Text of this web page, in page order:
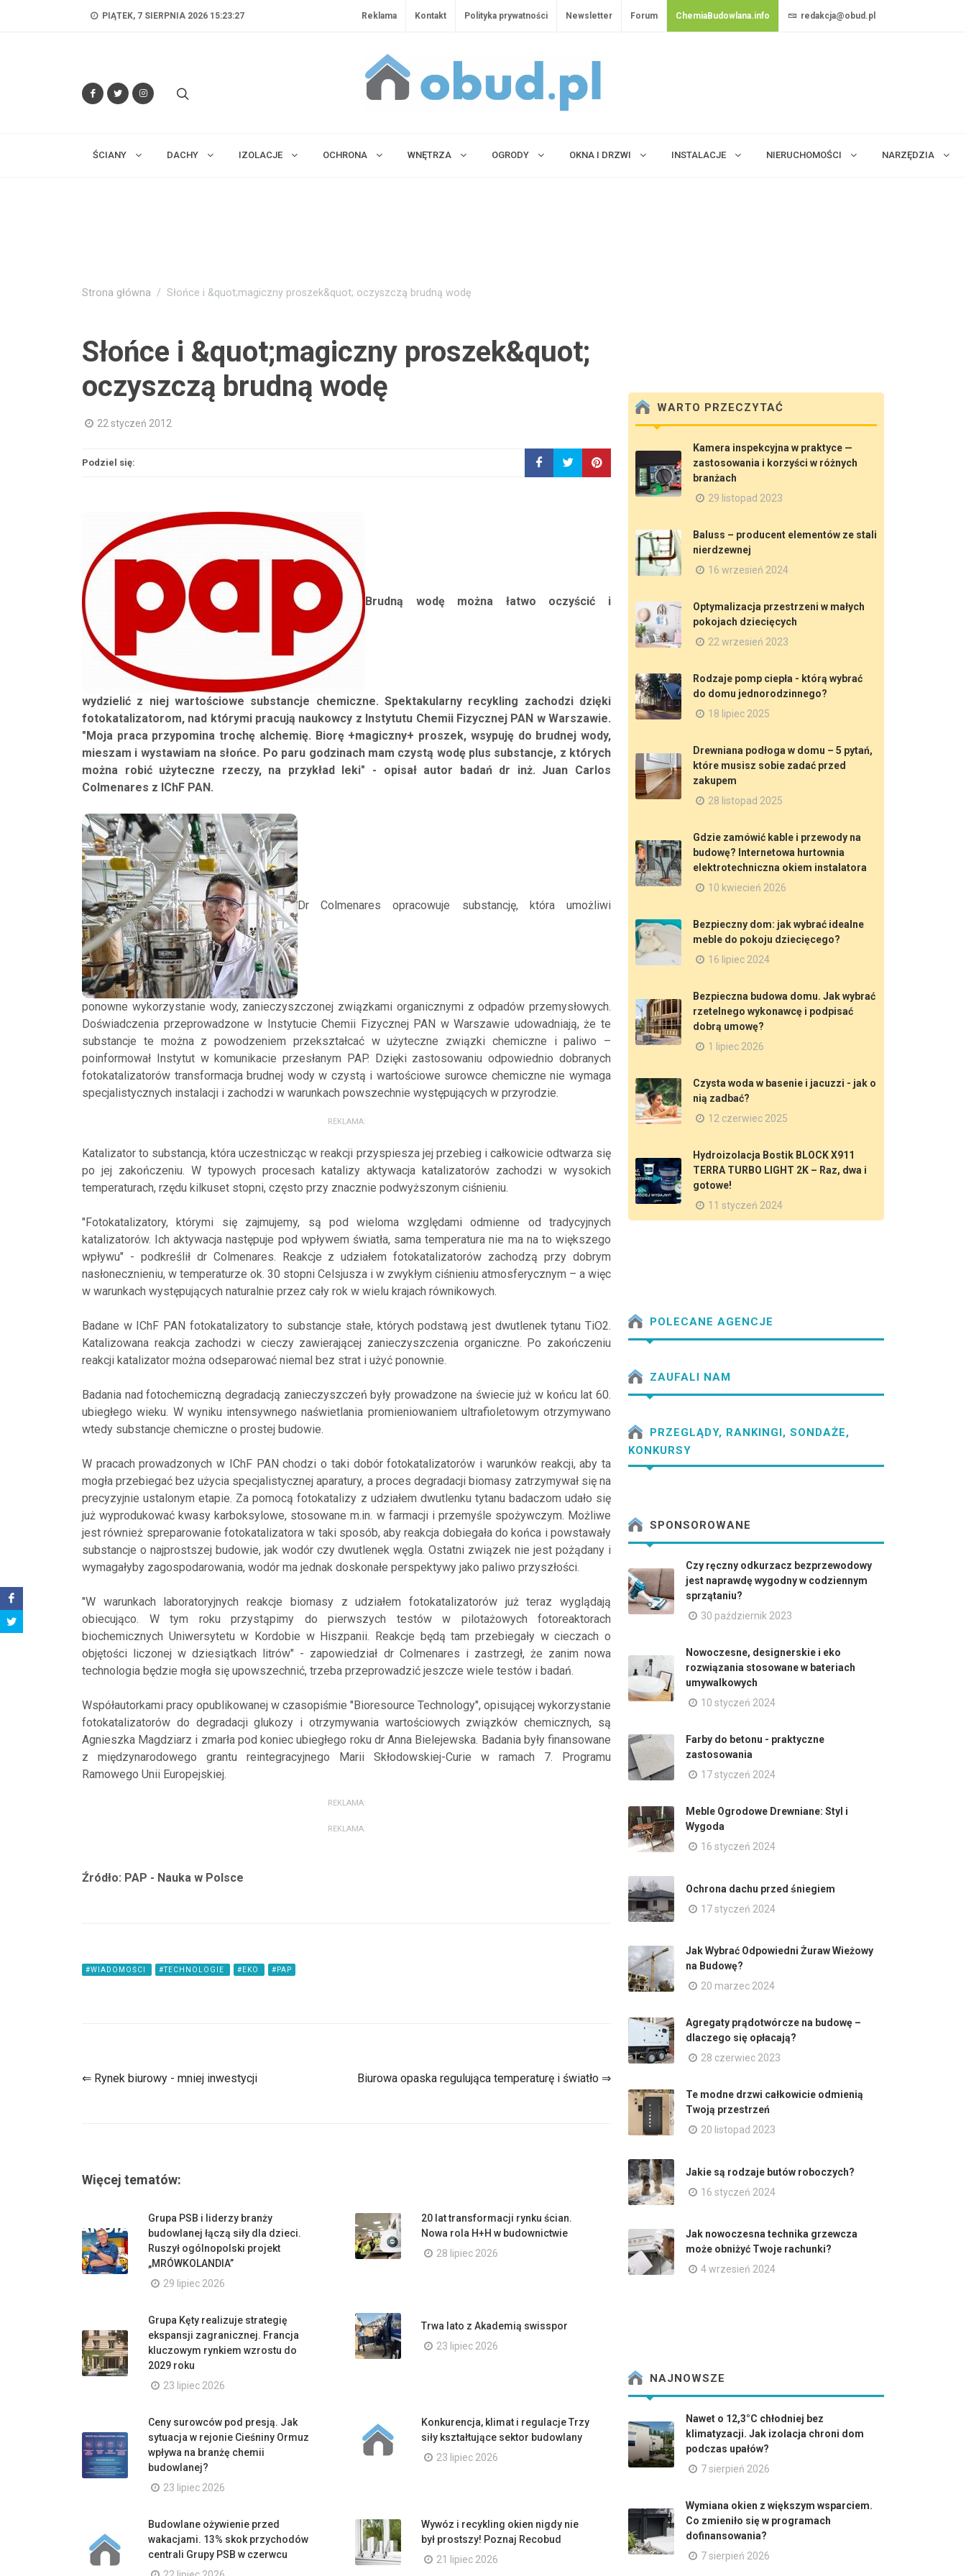
PIĄTEK, 7 SIERPNIA 2026 15:23:28 Reklama Kontakt Polityka prywatności Newsletter Forum ChemiaBudowlana.info redakcja@obud.pl
ŚCIANY DACHY IZOLACJE OCHRONA WNĘTRZA OGRODY OKNA I DRZWI INSTALACJE NIERUCHOMOŚCI NARZĘDZIA
Strona główna Słońce i &quot;magiczny proszek&quot; oczyszczą brudną wodę
Słońce i &quot;magiczny proszek&quot;
oczyszczą brudną wodę
22 styczeń 2012
Podziel się:
Brudną wodę można łatwo oczyścić i
wydzielić z niej wartościowe substancje chemiczne. Spektakularny recykling zachodzi dzięki
fotokatalizatorom, nad którymi pracują naukowcy z Instytutu Chemii Fizycznej PAN w Warszawie.
"Moja praca przypomina trochę alchemię. Biorę +magiczny+ proszek, wsypuję do brudnej wody,
mieszam i wystawiam na słońce. Po paru godzinach mam czystą wodę plus substancje, z których
można robić użyteczne rzeczy, na przykład leki" - opisał autor badań dr inż. Juan Carlos
Colmenares z IChF PAN.
Dr Colmenares opracowuje substancję, która umożliwi
ponowne wykorzystanie wody, zanieczyszczonej związkami organicznymi z odpadów przemysłowych.
Doświadczenia przeprowadzone w Instytucie Chemii Fizycznej PAN w Warszawie udowadniają, że te
substancje te można z powodzeniem przekształcać w użyteczne związki chemiczne i paliwo –
poinformował Instytut w komunikacie przesłanym PAP. Dzięki zastosowaniu odpowiednio dobranych
fotokatalizatorów transformacja brudnej wody w czystą i wartościowe surowce chemiczne nie wymaga
specjalistycznych instalacji i zachodzi w warunkach powszechnie występujących w przyrodzie.
REKLAMA:
Katalizator to substancja, która uczestnicząc w reakcji przyspiesza jej przebieg i całkowicie odtwarza się
po jej zakończeniu. W typowych procesach katalizy aktywacja katalizatorów zachodzi w wysokich
temperaturach, rzędu kilkuset stopni, często przy znacznie podwyższonym ciśnieniu.
"Fotokatalizatory, którymi się zajmujemy, są pod wieloma względami odmienne od tradycyjnych
katalizatorów. Ich aktywacja następuje pod wpływem światła, sama temperatura nie ma na to większego
wpływu" - podkreślił dr Colmenares. Reakcje z udziałem fotokatalizatorów zachodzą przy dobrym
nasłonecznieniu, w temperaturze ok. 30 stopni Celsjusza i w zwykłym ciśnieniu atmosferycznym – a więc
w warunkach występujących naturalnie przez cały rok w wielu krajach równikowych.
Badane w IChF PAN fotokatalizatory to substancje stałe, których podstawą jest dwutlenek tytanu TiO2.
Katalizowana reakcja zachodzi w cieczy zawierającej zanieczyszczenia organiczne. Po zakończeniu
reakcji katalizator można odseparować niemal bez strat i użyć ponownie.
Badania nad fotochemiczną degradacją zanieczyszczeń były prowadzone na świecie już w końcu lat 60.
ubiegłego wieku. W wyniku intensywnego naświetlania promieniowaniem ultrafioletowym otrzymywano
wtedy substancje chemiczne o prostej budowie.
W pracach prowadzonych w IChF PAN chodzi o taki dobór fotokatalizatorów i warunków reakcji, aby ta
mogła przebiegać bez użycia specjalistycznej aparatury, a proces degradacji biomasy zatrzymywał się na
precyzyjnie ustalonym etapie. Za pomocą fotokatalizy z udziałem dwutlenku tytanu badaczom udało się
już wyprodukować kwasy karboksylowe, stosowane m.in. w farmacji i przemyśle spożywczym. Możliwe
jest również spreparowanie fotokatalizatora w taki sposób, aby reakcja dobiegała do końca i powstawały
substancje o najprostszej budowie, jak wodór czy dwutlenek węgla. Ostatni związek nie jest pożądany i
wymagałyby zagospodarowania, wodór ma jednak doskonałe perspektywy jako paliwo przyszłości.
"W warunkach laboratoryjnych reakcje biomasy z udziałem fotokatalizatorów już teraz wyglądają
obiecująco. W tym roku przystąpimy do pierwszych testów w pilotażowych fotoreaktorach
biochemicznych Uniwersytetu w Kordobie w Hiszpanii. Reakcje będą tam przebiegały w cieczach o
objętości liczonej w dziesiątkach litrów" - zapowiedział dr Colmenares i zastrzegł, że zanim nowa
technologia będzie mogła się upowszechnić, trzeba przeprowadzić jeszcze wiele testów i badań.
Współautorkami pracy opublikowanej w czasopiśmie "Bioresource Technology", opisującej wykorzystanie
fotokatalizatorów do degradacji glukozy i otrzymywania wartościowych związków chemicznych, są
Agnieszka Magdziarz i zmarła pod koniec ubiegłego roku dr Anna Bielejewska. Badania były finansowane
z międzynarodowego grantu reintegracyjnego Marii Skłodowskiej-Curie w ramach 7. Programu
Ramowego Unii Europejskiej.
REKLAMA:
REKLAMA:
Źródło: PAP - Nauka w Polsce
#WIADOMOŚCI #TECHNOLOGIE #EKO #PAP
⇐ Rynek biurowy - mniej inwestycji Biurowa opaska regulująca temperaturę i światło ⇒
Więcej tematów:
Grupa PSB i liderzy branży
budowlanej łączą siły dla dzieci.
Ruszył ogólnopolski projekt
„MRÓWKOLANDIA”
29 lipiec 2026
20 lat transformacji rynku ścian.
Nowa rola H+H w budownictwie
28 lipiec 2026
Grupa Kęty realizuje strategię
ekspansji zagranicznej. Francja
kluczowym rynkiem wzrostu do
2029 roku
23 lipiec 2026
Trwa lato z Akademią swisspor
23 lipiec 2026
Ceny surowców pod presją. Jak
sytuacja w rejonie Cieśniny Ormuz
wpływa na branżę chemii
budowlanej?
23 lipiec 2026
Konkurencja, klimat i regulacje Trzy
siły kształtujące sektor budowlany
23 lipiec 2026
Budowlane ożywienie przed
wakacjami. 13% skok przychodów
centrali Grupy PSB w czerwcu
Wywóz i recykling okien nigdy nie
był prostszy! Poznaj Recobud
21 lipiec 2026
WARTO PRZECZYTAĆ
Kamera inspekcyjna w praktyce —
zastosowania i korzyści w różnych
branżach
29 listopad 2023
Baluss – producent elementów ze stali
nierdzewnej
16 wrzesień 2024
Optymalizacja przestrzeni w małych
pokojach dziecięcych
22 wrzesień 2023
Rodzaje pomp ciepła - którą wybrać
do domu jednorodzinnego?
18 lipiec 2025
Drewniana podłoga w domu – 5 pytań,
które musisz sobie zadać przed
zakupem
28 listopad 2025
Gdzie zamówić kable i przewody na
budowę? Internetowa hurtownia
elektrotechniczna okiem instalatora
10 kwiecień 2026
Bezpieczny dom: jak wybrać idealne
meble do pokoju dziecięcego?
16 lipiec 2024
Bezpieczna budowa domu. Jak wybrać
rzetelnego wykonawcę i podpisać
dobrą umowę?
1 lipiec 2026
Czysta woda w basenie i jacuzzi - jak o
nią zadbać?
12 czerwiec 2025
Hydroizolacja Bostik BLOCK X911
TERRA TURBO LIGHT 2K – Raz, dwa i
gotowe!
11 styczeń 2024
POLECANE AGENCJE
ZAUFALI NAM
PRZEGLĄDY, RANKINGI, SONDAŻE,
KONKURSY
SPONSOROWANE
Czy ręczny odkurzacz bezprzewodowy
jest naprawdę wygodny w codziennym
sprzątaniu?
30 październik 2023
Nowoczesne, designerskie i eko
rozwiązania stosowane w bateriach
umywalkowych
10 styczeń 2024
Farby do betonu - praktyczne
zastosowania
17 styczeń 2024
Meble Ogrodowe Drewniane: Styl i
Wygoda
16 styczeń 2024
Ochrona dachu przed śniegiem
17 styczeń 2024
Jak Wybrać Odpowiedni Żuraw Wieżowy
na Budowę?
20 marzec 2024
Agregaty prądotwórcze na budowę –
dlaczego się opłacają?
28 czerwiec 2023
Te modne drzwi całkowicie odmienią
Twoją przestrzeń
20 listopad 2023
Jakie są rodzaje butów roboczych?
16 styczeń 2024
Jak nowoczesna technika grzewcza
może obniżyć Twoje rachunki?
4 wrzesień 2024
NAJNOWSZE
Nawet o 12,3°C chłodniej bez
klimatyzacji. Jak izolacja chroni dom
podczas upałów?
7 sierpień 2026
Wymiana okien z większym wsparciem.
Co zmieniło się w programach
dofinansowania?
7 sierpień 2026